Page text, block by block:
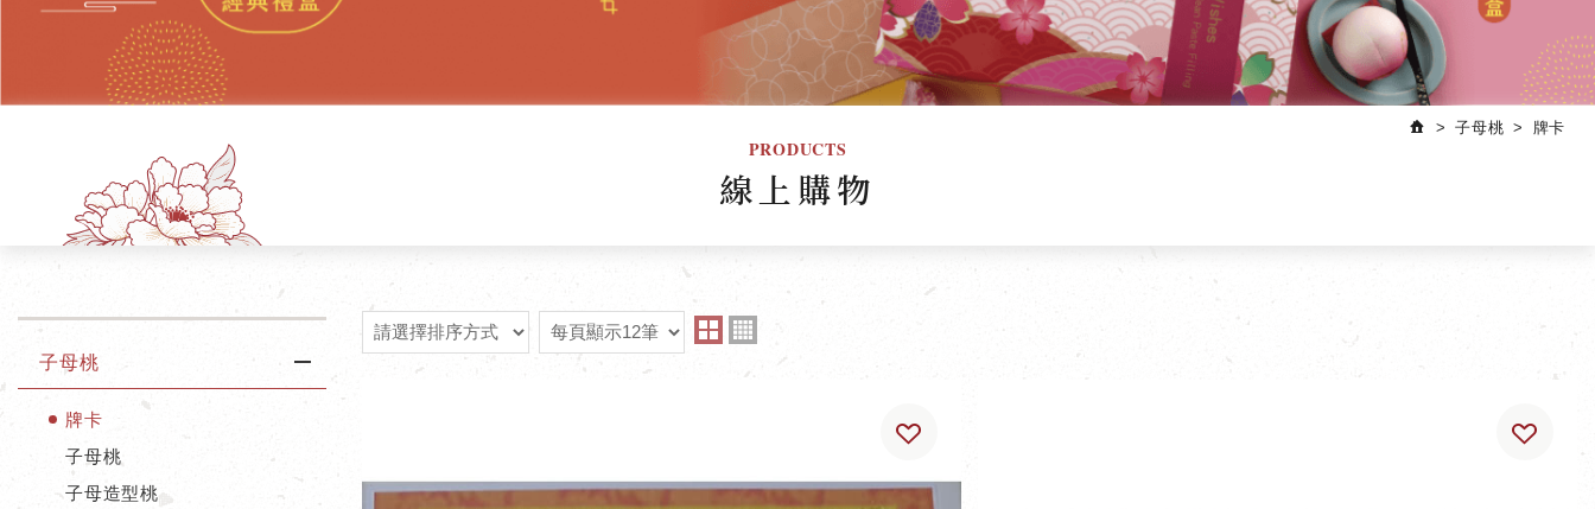
子母桃 牌卡
PRODUCTS
線上購物
子母桃
牌卡
子母桃
子母造型桃